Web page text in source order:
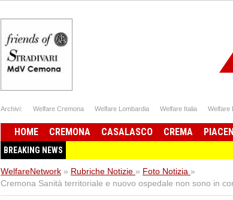
Archivi: Welfare Cremona Welfare Lombardia Welfare Italia Welfare
HOME CREMONA CASALASCO CREMA
BREAKING NEWS
WelfareNetwork » Rubriche Notizie » Foto Notizia »
Cremona Sanità territoriale e nuovo ospedale non sono in